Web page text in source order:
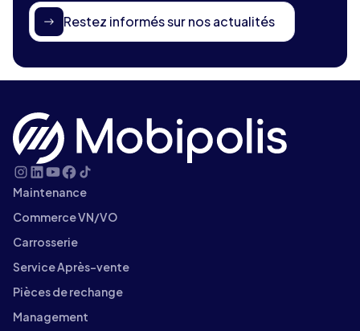
Restez informés sur nos actualités
Maintenance
Commerce VN/VO
Carrosserie
Service Après-vente
Pièces de rechange
Management